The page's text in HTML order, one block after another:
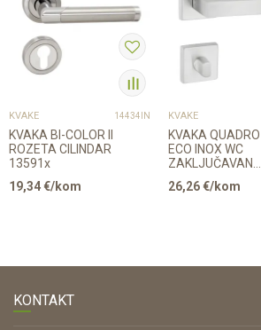
KVAKE 14434IN
KVAKA BI-COLOR II
ROZETA CILINDAR
13591x
19,34€/kom
KVAKE
KVAKA QUADRO
ECO INOX WC
ZAKLJUČAVANJE
26,26€/kom
KONTAKT